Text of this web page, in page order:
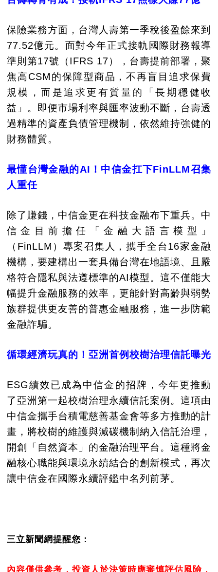
保險業務方面，台灣人壽第一季稅後盈餘來到
77.52億元。面對今年正式接軌國際財務報導
準則第17號（IFRS 17），台壽提前部署，聚
焦高CSM的保障型商品，不再盲目追求保費
規模，而是追求更有質量的「長期穩健收
益」。即便市場利率與匯率波動不斷，台壽透
過精準的資產負債管理機制，依然維持強健的
財務體質。
最懂台灣金融的AI！中信金扛下FinLLM召集
人重任
除了賺錢，中信金更在科技金融布下重兵。中
信金目前擔任「金融大語言模型」
（FinLLM）專案召集人，攜手全台16家金融
機構，要建構出一套具備台灣在地語境、且嚴
格符合隱私與法遵標準的AI模型。這不僅能大
幅提升金融服務的效率，更能針對高齡與弱勢
族群提供更友善的普惠金融服務，進一步防範
金融詐騙。
循環經濟玩真的！亞洲首例校樹治理信託曝光
ESG績效已成為中信金的招牌，今年更推動
了亞洲第一起校樹治理永續信託案例。這項由
中信金攜手台積電慈善基金會等多方推動的計
畫，將校樹的維護與減碳機制納入信託治理，
開創「自然資本」的金融治理平台。這種將金
融核心職能與環境永續結合的創新模式，再次
讓中信金在國際永續評鑑中名列前茅。
三立新聞網提醒您：
內容僅供參考，投資人於決策時應審慎評估風險，